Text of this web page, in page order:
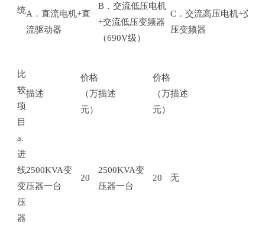
统
比
较
项
目
A．直流电机+直
流驱动器
B．交流低压电机
+交流低压变频器
（690V级）
C．交流高压电机+交流
压变频器
描述
价格
（万
元）
描述
价格
（万
元）
描述
a.
进
线
变
压
器
2500KVA变
压器一台
20
2500KVA变
压器一台
20 无